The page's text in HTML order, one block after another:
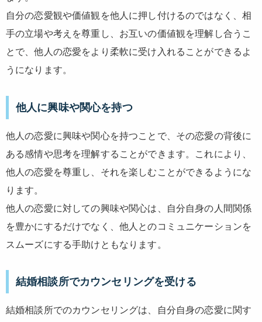
自分の恋愛観や価値観を他人に押し付けるのではなく、相
手の立場や考えを尊重し、お互いの価値観を理解し合うこ
とで、他人の恋愛をより柔軟に受け入れることができるよ
うになります。
他人に興味や関心を持つ
他人の恋愛に興味や関心を持つことで、その恋愛の背後に
ある感情や思考を理解することができます。これにより、
他人の恋愛を尊重し、それを楽しむことができるようにな
ります。
他人の恋愛に対しての興味や関心は、自分自身の人間関係
を豊かにするだけでなく、他人とのコミュニケーションを
スムーズにする手助けともなります。
結婚相談所でカウンセリングを受ける
結婚相談所でのカウンセリングは、自分自身の恋愛に関す